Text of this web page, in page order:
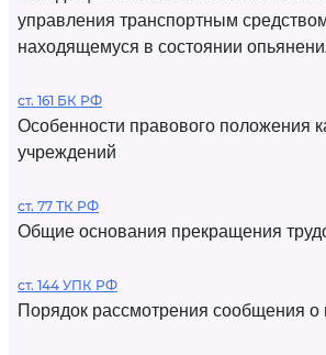
управления транспортным
находящемуся в состоянии
ст. 161 БК РФ
Особенности правового положения
учреждений
ст. 77 ТК РФ
Общие основания прекращения
ст. 144 УПК РФ
Порядок рассмотрения сообщения о